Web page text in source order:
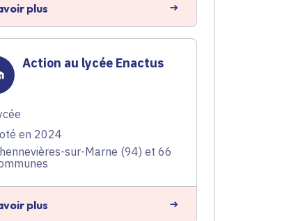
plus
Action au lycée Enactus
en 2024
sur-Marne (94) et 66
plus